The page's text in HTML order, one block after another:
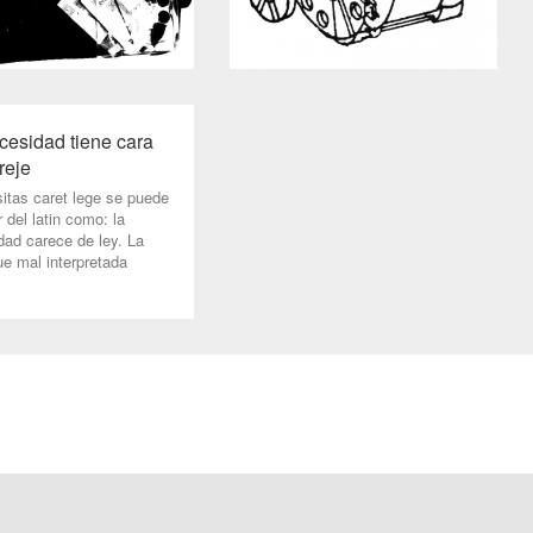
tiene cara
caret lege se puede
del latin como: la
carece de ley. La
mal interpretada